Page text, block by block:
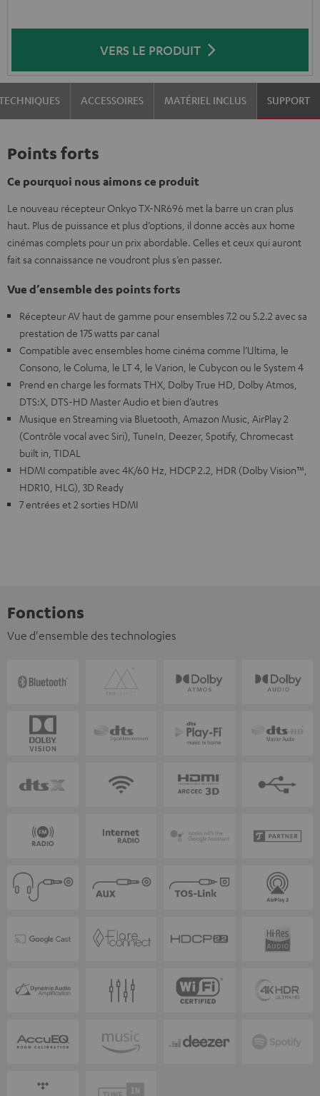
VERS LE PRODUIT
ACCESSOIRES MATÉRIEL INCLUS SUPPORT
Points forts
Ce pourquoi nous aimons ce produit
Le nouveau récepteur Onkyo TX-NR696 met la barre un cran plus
haut. Plus de puissance et plus d’options, il donne accès aux home
cinémas complets pour un prix abordable. Celles et ceux qui auront
fait sa connaissance ne voudront plus s’en passer.
Vue d’ensemble des points forts
Récepteur AV haut de gamme pour ensembles 7.2 ou 5.2.2 avec sa
prestation de 175 watts par canal
Compatible avec ensembles home cinéma comme l’Ultima, le
Consono, le Columa, le LT 4, le Varion, le Cubycon ou le System 4
Prend en charge les formats THX, Dolby True HD, Dolby Atmos,
DTS:X, DTS-HD Master Audio et bien d’autres
Musique en Streaming via Bluetooth, Amazon Music, AirPlay 2
(Contrôle vocal avec Siri), TuneIn, Deezer, Spotify, Chromecast
built in, TIDAL
HDMI compatible avec 4K/60 Hz, HDCP 2.2, HDR (Dolby Vision™,
HDR10, HLG), 3D Ready
7 entrées et 2 sorties HDMI
Fonctions
Vue d'ensemble des technologies